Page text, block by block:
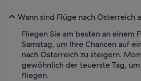
Wann sind Flüge nach Österreich
Fliegen Sie am besten an einem
Samstag, um Ihre Chancen auf
nach Österreich zu steigern.
gewöhnlich der teuerste Tag,
fliegen.